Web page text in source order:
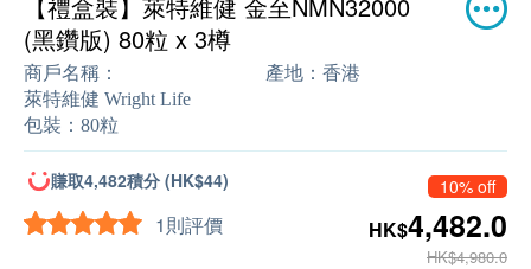
(黑鑽版) 80粒 x 3樽
商戶名稱：
萊特維健 Wright Life
產地： 香港
包裝： 80粒
賺取4,482積分 (HK$44)
1則評價
10% off
HK$4,482.0
HK$4,980.0